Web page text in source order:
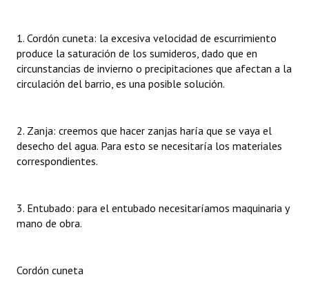
1. Cordón cuneta: la excesiva velocidad de escurrimiento
produce la saturación de los sumideros, dado que en
circunstancias de invierno o precipitaciones que afectan a la
circulación del barrio, es una posible solución.
2. Zanja: creemos que hacer zanjas haría que se vaya el
desecho del agua. Para esto se necesitaría los materiales
correspondientes.
3. Entubado: para el entubado necesitaríamos maquinaria y
mano de obra.
Cordón cuneta